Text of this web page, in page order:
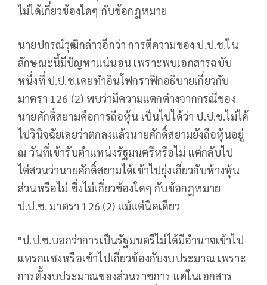
ไม่ได้เกี่ยวข้องใดๆ กับข้อกฎหมาย
นายปกรณ์วุฒิกล่าวอีกว่า การตีความของ ป.ป.ช.ใน
ลักษณะนี้มีปัญหาแน่นอน เพราะพบเอกสารฉบับ
หนึ่งที่ ป.ป.ช.เคยทำอินโฟกราฟิกอธิบายเกี่ยวกับ
มาตรา 126 (2) พบว่ามีความแตกต่างจากกรณีของ
นายศักดิ์สยามคือการถือหุ้น เป็นไปได้ว่า ป.ป.ช.ไม่ได้
ไปวินิจฉัยเลยว่าตกลงแล้วนายศักดิ์สยามยังถือหุ้นอยู่
ณ วันที่เข้ารับตำแหน่งรัฐมนตรีหรือไม่ แต่กลับไป
ไต่สวนว่านายศักดิ์สยามได้เข้าไปยุ่งเกี่ยวกับห้างหุ้น
ส่วนหรือไม่ ซึ่งไม่เกี่ยวข้องใดๆ กับข้อกฎหมาย
ป.ป.ช. มาตรา 126 (2) แม้แต่นิดเดียว
"ป.ป.ช.บอกว่าการเป็นรัฐมนตรีไม่ได้มีอำนาจเข้าไป
แทรกแซงหรือเข้าไปเกี่ยวข้องกับงบประมาณ เพราะ
การตั้งงบประมาณของส่วนราชการ แต่ในเอกสาร